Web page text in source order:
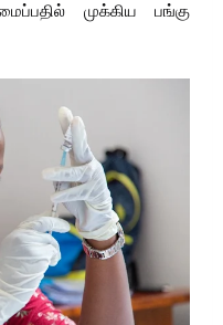
முக்கிய பங்கு